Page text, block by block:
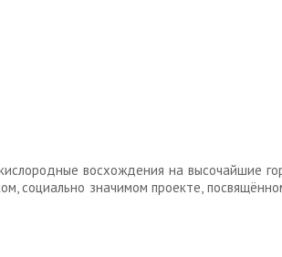
восхождения на высочайшие
социально значимом проекте,